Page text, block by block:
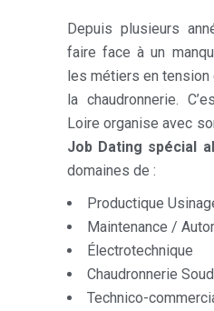
Depuis plusieurs
faire face à un
les métiers en tension
la chaudronnerie.
Loire organise avec
Job Dating spécial
domaines de :
Productique
Maintenance /
Électrotechnique
Chaudronnerie
Technico-